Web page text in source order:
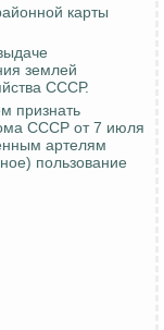
карты
землей
СССР.
признать
СССР от 7 июля
артелям
пользование